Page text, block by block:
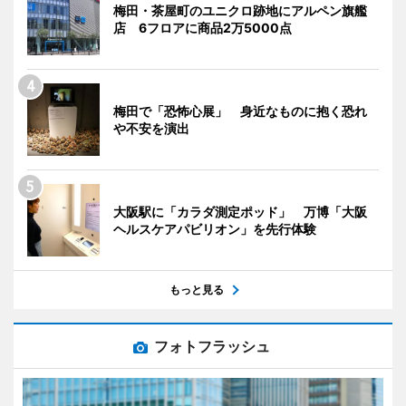
梅田・茶屋町のユニクロ跡地にアルペン旗艦
店 6フロアに商品2万5000点
梅田で「恐怖心展」 身近なものに抱く恐れ
や不安を演出
大阪駅に「カラダ測定ポッド」 万博「大阪
ヘルスケアパビリオン」を先行体験
もっと見る
フォトフラッシュ